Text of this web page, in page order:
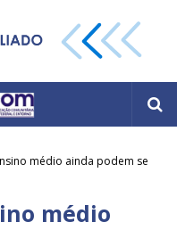
médio ainda podem se
médio